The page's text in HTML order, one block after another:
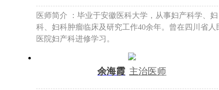
医师简介 ：毕业于安徽医科大学，从事妇产科学、妇
科、妇科肿瘤临床及研究工作40余年。曾在四川省人
医院妇产科进修学习。
余海霞 主治医师